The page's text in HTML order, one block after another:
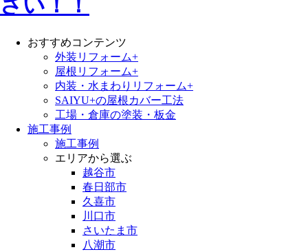
おすすめコンテンツ
外装リフォーム+
屋根リフォーム+
内装・水まわりリフォーム+
SAIYU+の屋根カバー工法
工場・倉庫の塗装・板金
施工事例
施工事例
エリアから選ぶ
越谷市
春日部市
久喜市
川口市
さいたま市
八潮市